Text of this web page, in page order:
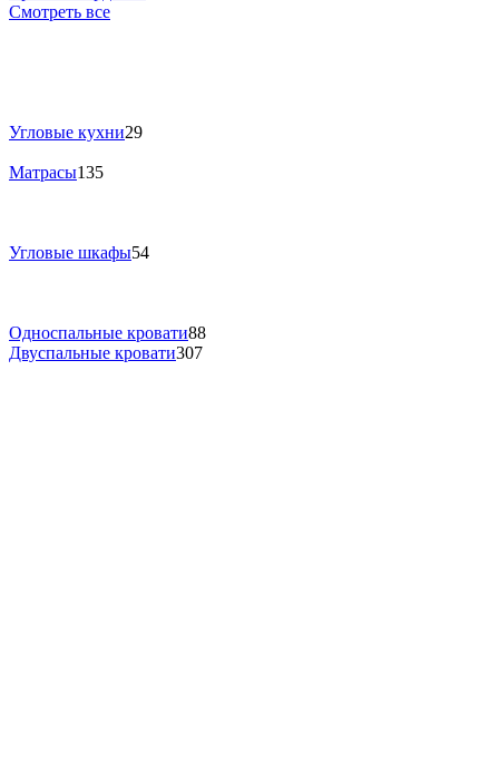
Смотреть все
Угловые кухни29
Матрасы135
Угловые шкафы54
Односпальные кровати88
Двуспальные кровати307